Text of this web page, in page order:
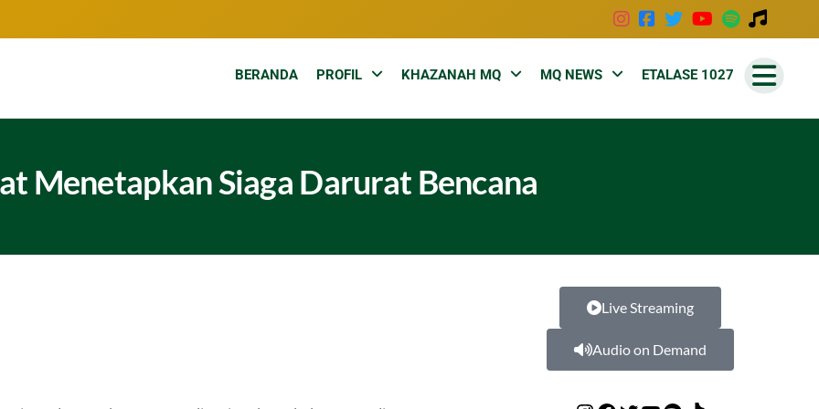
BERANDA PROFIL KHAZANAH MQ MQ NEWS ETALASE 1027
Menetapkan Siaga Darurat Bencana
Live Streaming
Audio on Demand